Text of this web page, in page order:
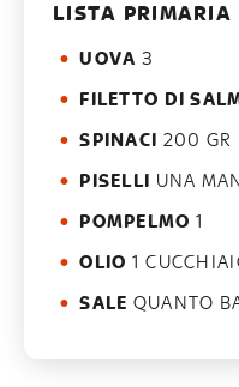
LISTA PRIMARIA
UOVA 3
FILETTO DI
SPINACI 200 GR
PISELLI UNA
POMPELMO 1
OLIO 1
SALE QUANTO